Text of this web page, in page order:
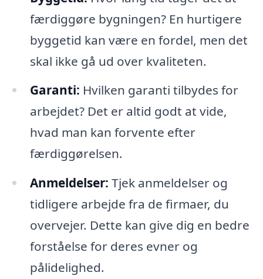
færdiggøre bygningen? En hurtigere
byggetid kan være en fordel, men det
skal ikke gå ud over kvaliteten.
Garanti: Hvilken garanti tilbydes for
arbejdet? Det er altid godt at vide,
hvad man kan forvente efter
færdiggørelsen.
Anmeldelser: Tjek anmeldelser og
tidligere arbejde fra de firmaer, du
overvejer. Dette kan give dig en bedre
forståelse for deres evner og
pålidelighed.